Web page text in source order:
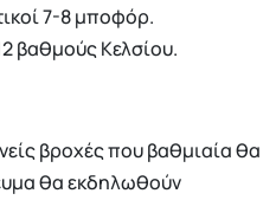
7-8 μποφόρ.
βαθμούς Κελσίου.
βροχές που βαθμιαία θα
θα εκδηλωθούν